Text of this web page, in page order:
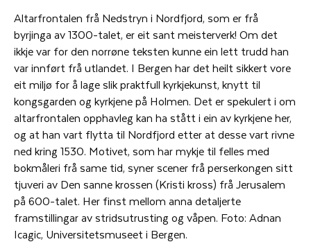
Altarfrontalen frå Nedstryn i Nordfjord, som er frå
byrjinga av 1300-talet, er eit sant meisterverk! Om det
ikkje var for den norrøne teksten kunne ein lett trudd han
var innført frå utlandet. I Bergen har det heilt sikkert vore
eit miljø for å lage slik praktfull kyrkjekunst, knytt til
kongsgarden og kyrkjene på Holmen. Det er spekulert i om
altarfrontalen opphavleg kan ha stått i ein av kyrkjene her,
og at han vart flytta til Nordfjord etter at desse vart rivne
ned kring 1530. Motivet, som har mykje til felles med
bokmåleri frå same tid, syner scener frå perserkongen sitt
tjuveri av Den sanne krossen (Kristi kross) frå Jerusalem
på 600-talet. Her finst mellom anna detaljerte
framstillingar av stridsutrusting og våpen. Foto: Adnan
Icagic, Universitetsmuseet i Bergen.